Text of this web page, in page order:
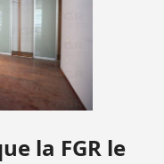
la FGR le